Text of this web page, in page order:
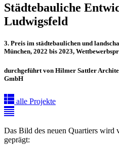
Städtebauliche
Ludwigsfeld
3. Preis im städtebaulichen und
München, 2022 bis 2023,
durchgeführt von Hilmer Sattler
GmbH
alle Projekte
Das Bild des neuen Quartiers wird
geprägt: